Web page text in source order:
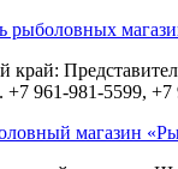
рыболовных
край:
+7 961-981-5599, +7
магазин